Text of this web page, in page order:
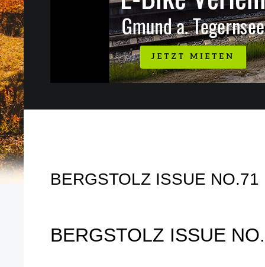
BERGSTOLZ ISSUE NO.71
BERGSTOLZ ISSUE